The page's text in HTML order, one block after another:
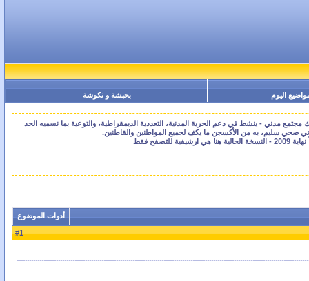
اليوم بحبشة و نكوشة
مدني - ينشط في دعم الحرية المدنية، التعددية الديمقراطية، والتوعية بما نسميه الحد
صحي سليم، به من الأكسجن ما يكف لجميع المواطنين والقاطنين.
أدوات الموضوع
#
1